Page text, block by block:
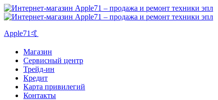
Apple71🤙
Магазин
Сервисный центр
Трейд-ин
Кредит
Карта привилегий
Контакты